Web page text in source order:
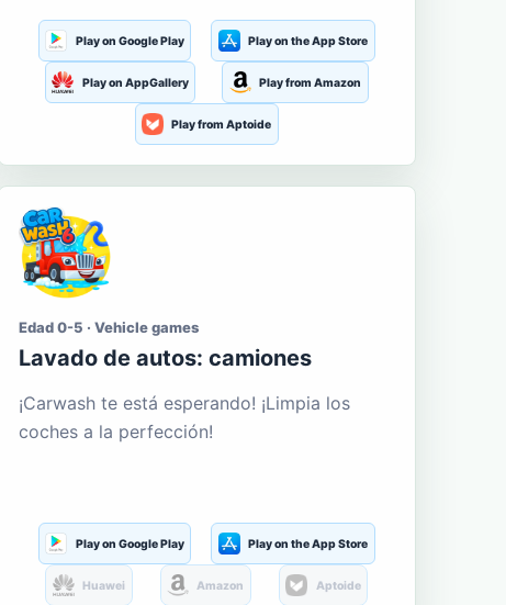
Play on Google Play Play on the App Store
Play on AppGallery Play from Amazon
Play from Aptoide
Edad 0-5 · Vehicle games
Lavado de autos: camiones
¡Carwash te está esperando! ¡Limpia los
coches a la perfección!
Play on Google Play Play on the App Store
Huawei Amazon Aptoide